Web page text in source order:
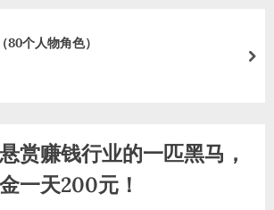
个人物角色）
赏赚钱行业的一匹黑马，
一天200元！